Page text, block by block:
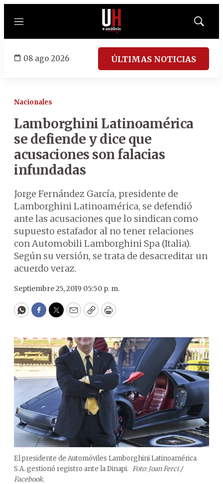
Menú
Mostrar
08 ago 2026 ÚLTIMAS NOTICIAS
Nacionales
Lamborghini Latinoamérica
se defiende y dice que
acusaciones son falacias
infundadas
Jorge Fernández García, presidente de
Lamborghini Latinoamérica, se defendió
ante las acusaciones que lo sindican como
supuesto estafador al no tener relaciones
con Automobili Lamborghini Spa (Italia).
Según su versión, se trata de desacreditar un
acuerdo veraz.
Septiembre 25, 2019 05:50 p. m.
WhatsApp
Facebook
Twitter
EmailCopyPrint
El presidente de Automóviles Lamborghini Latinoamérica
S.A. gestionó registro ante la Dinapi. Foto: Joan Ferci /
Facebook.